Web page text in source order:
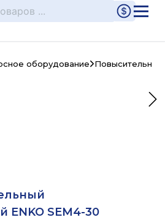
оборудование
ENKO SEM4-30